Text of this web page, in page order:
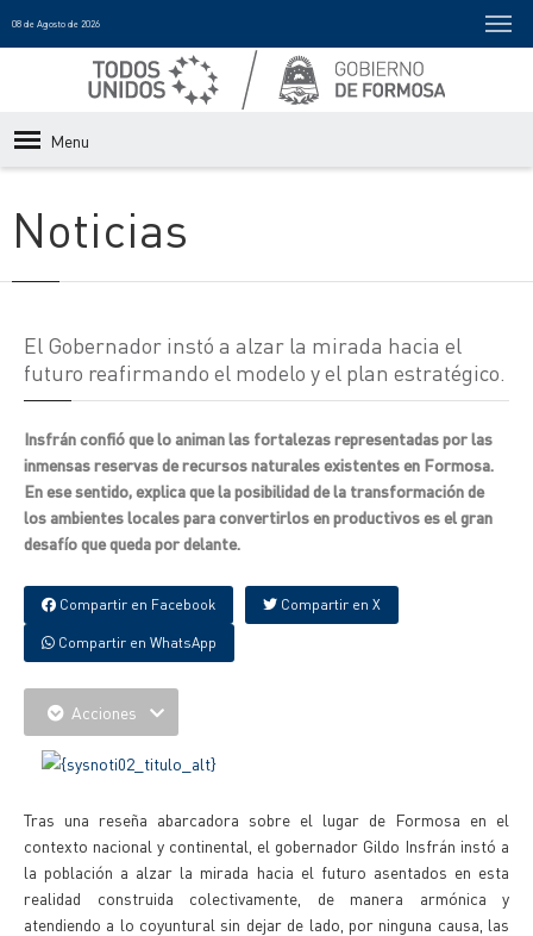
08 de Agosto de 2026
Menu
Noticias
El Gobernador instó a alzar la mirada hacia el
futuro reafirmando el modelo y el plan estratégico.
Insfrán confió que lo animan las fortalezas representadas por las
inmensas reservas de recursos naturales existentes en Formosa.
En ese sentido, explica que la posibilidad de la transformación de
los ambientes locales para convertirlos en productivos es el gran
desafío que queda por delante.
Compartir en Facebook Compartir en X
Compartir en WhatsApp
Acciones
Tras una reseña abarcadora sobre el lugar de Formosa en el
contexto nacional y continental, el gobernador Gildo Insfrán instó a
la población a alzar la mirada hacia el futuro asentados en esta
realidad construida colectivamente, de manera armónica y
atendiendo a lo coyuntural sin dejar de lado, por ninguna causa, las